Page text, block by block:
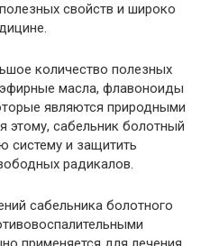
свойств и широко
количество полезных
масла, флавоноиды
являются природными
этому, сабельник болотный
систему и защитить
радикалов.
сабельника болотного